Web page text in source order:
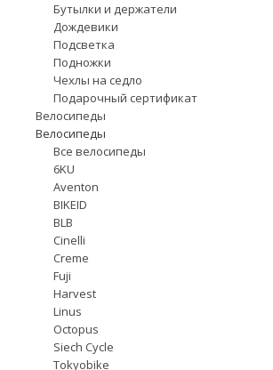
Бутылки и держатели
Дождевики
Подсветка
Подножки
Чехлы на седло
Подарочный сертификат
Велосипеды
Велосипеды
Все велосипеды
6KU
Aventon
BIKEID
BLB
Cinelli
Creme
Fuji
Harvest
Linus
Octopus
Siech Cycle
Tokyobike